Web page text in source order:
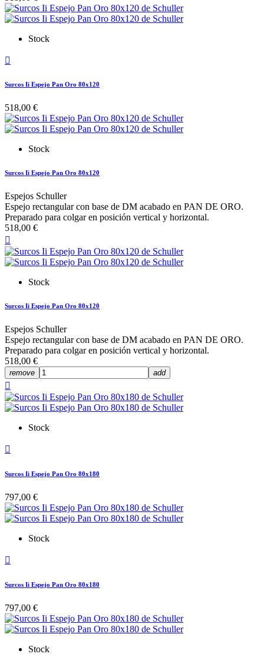
Stock

Surcos Ii Espejo Pan Oro 80x120
518,00 €
Stock
Surcos Ii Espejo Pan Oro 80x120
Espejos Schuller
Espejo rectangular con base de DM acabado en PAN DE ORO.
Preparado para colgar en posición vertical y horizontal.
518,00 €

Stock
Surcos Ii Espejo Pan Oro 80x120
Espejos Schuller
Espejo rectangular con base de DM acabado en PAN DE ORO.
Preparado para colgar en posición vertical y horizontal.
518,00 €
remove add

Stock

Surcos Ii Espejo Pan Oro 80x180
797,00 €
Stock

Surcos Ii Espejo Pan Oro 80x180
797,00 €
Stock